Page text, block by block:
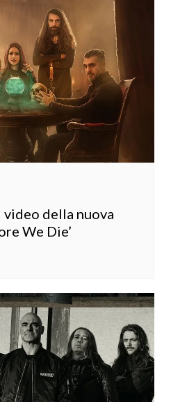
video della nuova
We Die’